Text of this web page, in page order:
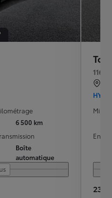
6 500 km
Boîte
automatique
116h
Mise
23